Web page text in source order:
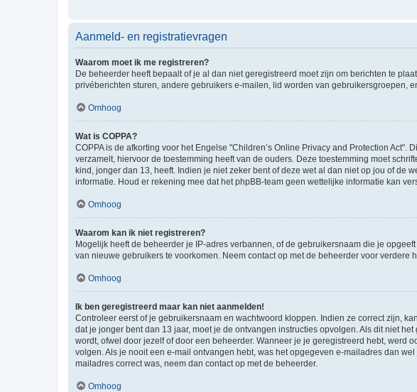
Aanmeld- en registratievragen
Waarom moet ik me registreren?
De beheerder heeft bepaalt of je al dan niet geregistreerd moet zijn om berichten te
privéberichten sturen, andere gebruikers e-mailen, lid worden van gebruikersgroepen,
Omhoog
Wat is COPPA?
COPPA is de afkorting voor het Engelse "Children’s Online Privacy and Protection
verzamelt, hiervoor de toestemming heeft van de ouders. Deze toestemming moet
kind, jonger dan 13, heeft. Indien je niet zeker bent of deze wet al dan niet op jou of
informatie. Houd er rekening mee dat het phpBB-team geen wettelijke informatie kan
Omhoog
Waarom kan ik niet registreren?
Mogelijk heeft de beheerder je IP-adres verbannen, of de gebruikersnaam die je
van nieuwe gebruikers te voorkomen. Neem contact op met de beheerder voor verdere
Omhoog
Ik ben geregistreerd maar kan niet aanmelden!
Controleer eerst of je gebruikersnaam en wachtwoord kloppen. Indien ze correct zijn,
dat je jonger bent dan 13 jaar, moet je de ontvangen instructies opvolgen. Als dit niet
wordt, ofwel door jezelf of door een beheerder. Wanneer je je geregistreerd hebt,
volgen. Als je nooit een e-mail ontvangen hebt, was het opgegeven e-mailadres dan
mailadres correct was, neem dan contact op met de beheerder.
Omhoog